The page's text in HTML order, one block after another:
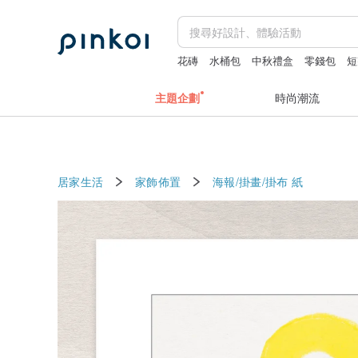
花磚 水桶包 中秋禮盒 零錢包
主題企劃 時尚潮流
居家生活 家飾佈置 海報/掛畫/掛布 紙